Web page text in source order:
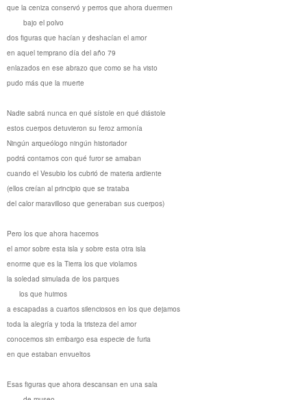
que la ceniza conservó y perros que ahora duermen
bajo el polvo
dos figuras que hacían y deshacían el amor
en aquel temprano día del año 79
enlazados en ese abrazo que como se ha visto
pudo más que la muerte
Nadie sabrá nunca en qué sístole en qué diástole
estos cuerpos detuvieron su feroz armonía
Ningún arqueólogo ningún historiador
podrá contarnos con qué furor se amaban
cuando el Vesubio los cubrió de materia ardiente
(ellos creían al principio que se trataba
del calor maravilloso que generaban sus cuerpos)
Pero los que ahora hacemos
el amor sobre esta isla y sobre esta otra isla
enorme que es la Tierra los que violamos
la soledad simulada de los parques
los que huimos
a escapadas a cuartos silenciosos en los que dejamos
toda la alegría y toda la tristeza del amor
conocemos sin embargo esa especie de furia
en que estaban envueltos
Esas figuras que ahora descansan en una sala